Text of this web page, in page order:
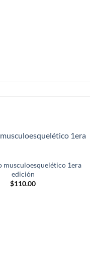
a la
musculoesquelético 1era
edición
$110.00